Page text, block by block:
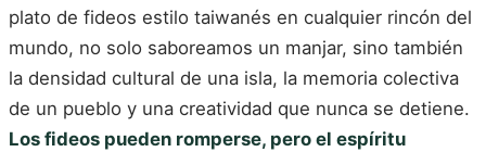
plato de fideos estilo taiwanés en cualquier rincón del
mundo, no solo saboreamos un manjar, sino también
la densidad cultural de una isla, la memoria colectiva
de un pueblo y una creatividad que nunca se detiene.
Los fideos pueden romperse, pero el espíritu